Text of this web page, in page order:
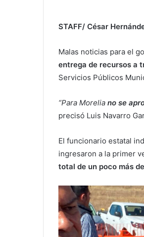
STAFF/ César
Malas noticias para el
entrega de recursos a
Servicios Públicos
“Para Morelia no se
precisó Luis Navarro
El funcionario estatal
ingresaron a la primer
total de un poco más